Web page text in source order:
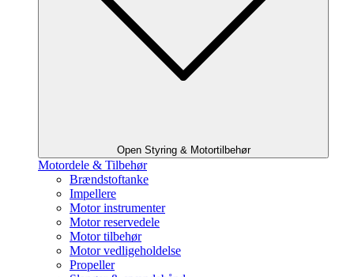
Open Styring & Motortilbehør
Motordele & Tilbehør
Brændstoftanke
Impellere
Motor instrumenter
Motor reservedele
Motor tilbehør
Motor vedligeholdelse
Propeller